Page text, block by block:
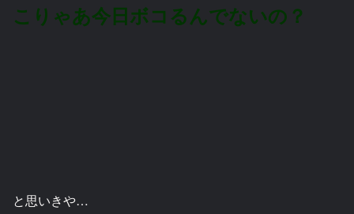
こりゃあ今日ボコるんでないの？
と思いきや…